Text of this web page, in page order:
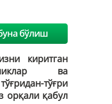
бўлиш
киритган
ва
тўғри
орқали қабул